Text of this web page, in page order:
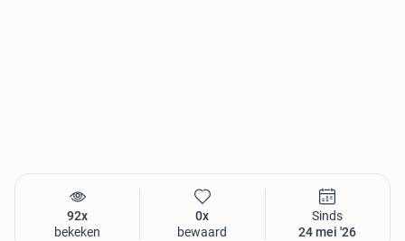
92x
bekeken
0x
bewaard
Sinds
24 mei '26